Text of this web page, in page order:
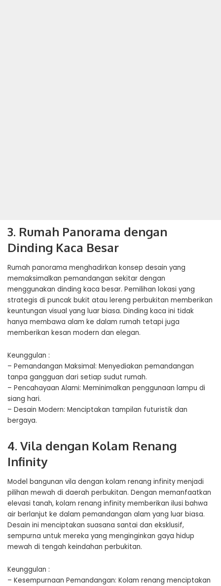
3. Rumah Panorama dengan
Dinding Kaca Besar
Rumah panorama menghadirkan konsep desain yang
memaksimalkan pemandangan sekitar dengan
menggunakan dinding kaca besar. Pemilihan lokasi yang
strategis di puncak bukit atau lereng perbukitan memberikan
keuntungan visual yang luar biasa. Dinding kaca ini tidak
hanya membawa alam ke dalam rumah tetapi juga
memberikan kesan modern dan elegan.
Keunggulan :
– Pemandangan Maksimal: Menyediakan pemandangan
tanpa gangguan dari setiap sudut rumah.
– Pencahayaan Alami: Meminimalkan penggunaan lampu di
siang hari.
– Desain Modern: Menciptakan tampilan futuristik dan
bergaya.
4. Vila dengan Kolam Renang
Infinity
Model bangunan vila dengan kolam renang infinity menjadi
pilihan mewah di daerah perbukitan. Dengan memanfaatkan
elevasi tanah, kolam renang infinity memberikan ilusi bahwa
air berlanjut ke dalam pemandangan alam yang luar biasa.
Desain ini menciptakan suasana santai dan eksklusif,
sempurna untuk mereka yang menginginkan gaya hidup
mewah di tengah keindahan perbukitan.
Keunggulan :
– Kesempurnaan Pemandangan: Kolam renang menciptakan